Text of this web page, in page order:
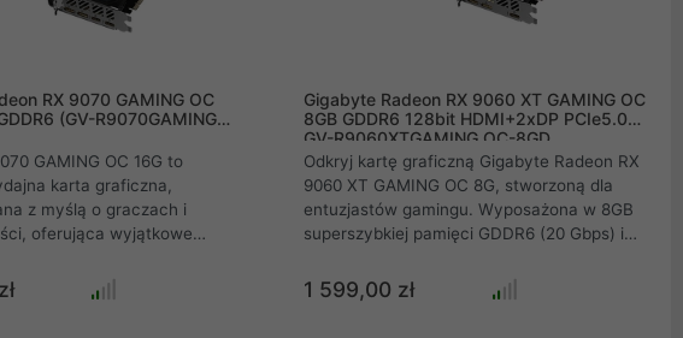
RX 9070 GAMING OC
(GV-R9070GAMING
GAMING OC 16G to
karta graficzna,
z myślą o graczach i
oferująca wyjątkowe
dla AMD FidelityFX Super
przez jednostki RDNA 4,
Gigabyte Radeon RX 9060 XT GAMING OC
8GB GDDR6 128bit HDMI+2xDP PCIe5.0
GV-R9060XTGAMING OC-8GD
Odkryj kartę graficzną Gigabyte Radeon RX
9060 XT GAMING OC 8G, stworzoną dla
entuzjastów gamingu. Wyposażona w 8GB
superszybkiej pamięci GDDR6 (20 Gbps) i
na przyszłe wyzwania. Innowacyjny system
chłodzenia WINDFORCE z wentylatorami
1 599,00 zł